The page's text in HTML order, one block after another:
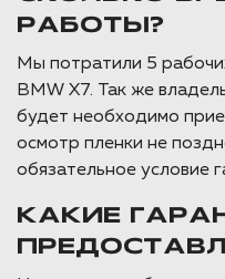
РАБОТЫ?
Мы потратили 5
BMW X7. Так же
будет необходимо
осмотр пленки не
обязательное условие
КАКИЕ